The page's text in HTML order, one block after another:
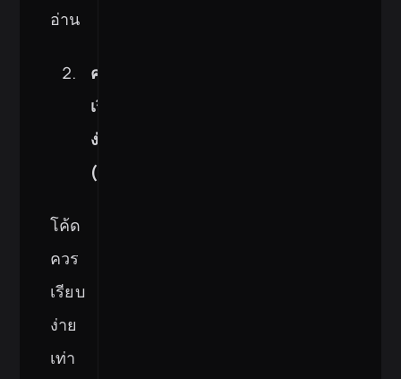
อ่าน
ความ
เรียบ
ง่าย
(Simplicity)
โค้ด
ควร
เรียบ
ง่าย
เท่า